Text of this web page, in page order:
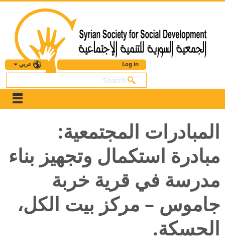
عربي Log in
بحث
المبادرات المجتمعية:
مبادرة استكمال وتجهيز بناء
مدرسة في قرية خربة
جاموس – مركز بيت الكل،
الحسكة.